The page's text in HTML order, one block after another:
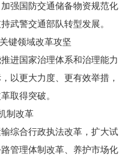
强国防交通储备物资规范化
武警交通部队转型发展。
键领域改革攻坚
进国家治理体系和治理能力
以更大力度、更有效举措，
取得突破。
制改革
综合行政执法改革，扩大试
管理体制改革、养护市场化